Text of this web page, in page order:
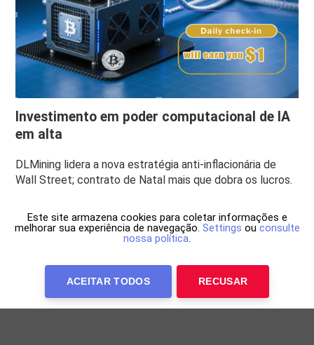
Investimento em poder computacional de IA
em alta
DLMining lidera a nova estratégia anti-inflacionária de
Wall Street; contrato de Natal mais que dobra os lucros.
Este site armazena cookies para coletar informações e
melhorar sua experiência de navegação. Settings ou consulte
nossa política.
ACEITAR TODOS RECUSAR